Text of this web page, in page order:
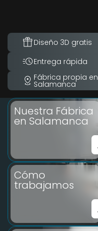
Diseño 3D gratis
Entrega rápida
Fábrica propia en
Salamanca
Nuestra Fábrica
en Salamanca
Cómo
trabajamos